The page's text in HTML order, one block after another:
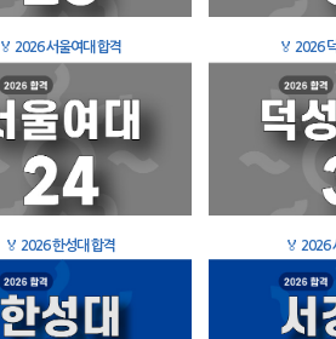
🏅 2026 서울여대 합격 🏅 2026
🏅 2026 한성대 합격 🏅 2026